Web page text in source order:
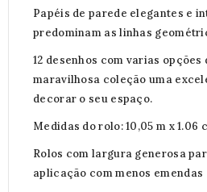
Papéis de parede elegantes e
predominam as linhas
12 desenhos com varias
maravilhosa coleção uma
decorar o seu espaço.
Medidas do rolo: 10,05 m x 1.06
Rolos com largura generosa
aplicação com menos emendas